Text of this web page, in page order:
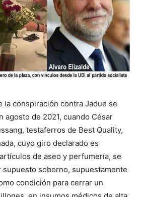
la conspiración contra Jadue se
agosto de 2021, cuando César
testaferros de Best Quality,
cuyo giro declarado es
de aseo y perfumería, se
soborno, supuestamente
condición para cerrar un